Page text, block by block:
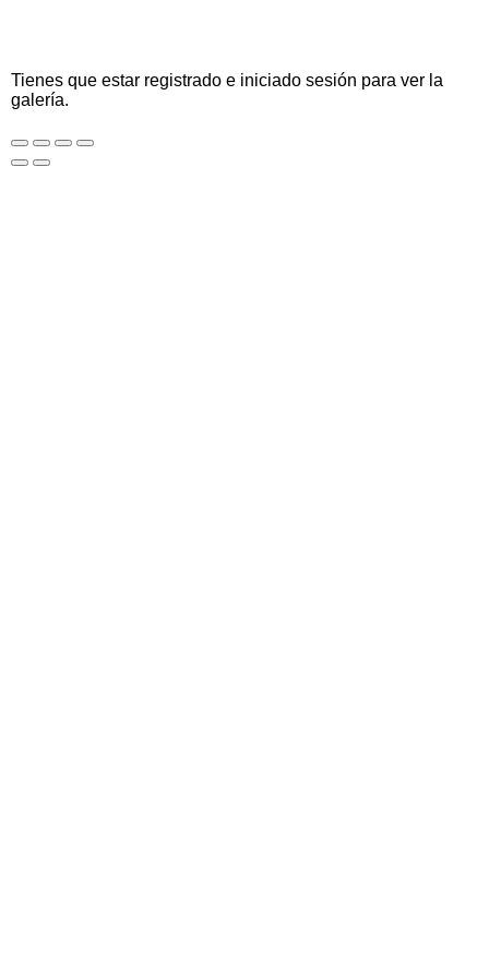
Tienes que estar registrado e iniciado sesión para ver la
galería.